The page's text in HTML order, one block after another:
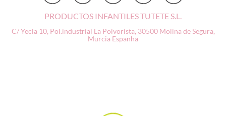
PRODUCTOS INFANTILES TUTETE S.L.
C/ Yecla 10, Pol.industrial La Polvorista, 30500 Molina de Segura,
Murcia Espanha